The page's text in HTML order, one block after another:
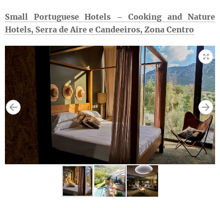
Small Portuguese Hotels – Cooking and Nature
Hotels, Serra de Aire e Candeeiros, Zona Centro